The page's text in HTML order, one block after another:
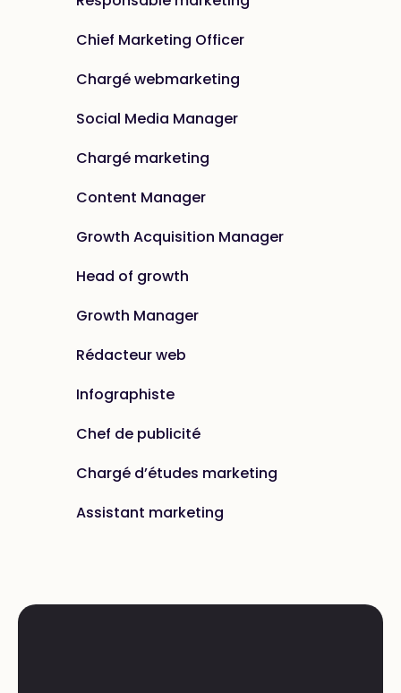
Chief Marketing Officer
Chargé webmarketing
Social Media Manager
Chargé marketing
Content Manager
Growth Acquisition Manager
Head of growth
Growth Manager
Rédacteur web
Infographiste
Chef de publicité
Chargé d’études marketing
Assistant marketing